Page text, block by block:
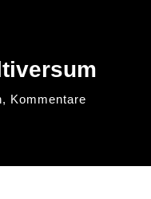
Kommentare